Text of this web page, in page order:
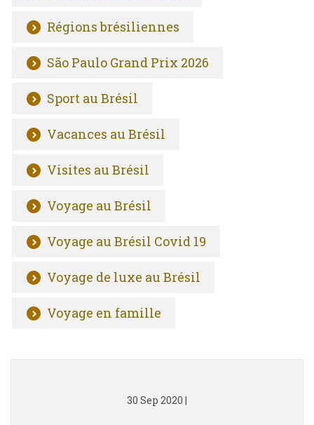
Régions brésiliennes
São Paulo Grand Prix 2026
Sport au Brésil
Vacances au Brésil
Visites au Brésil
Voyage au Brésil
Voyage au Brésil Covid 19
Voyage de luxe au Brésil
Voyage en famille
30 Sep 2020 |